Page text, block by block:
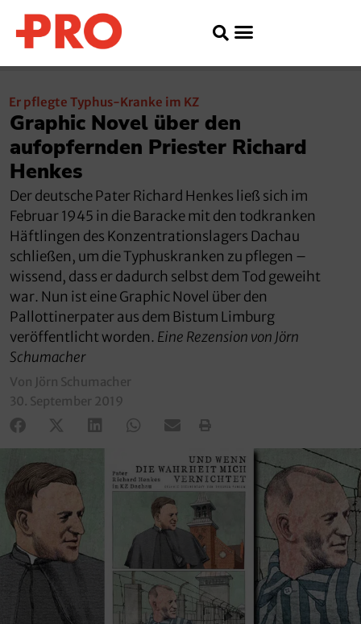
Er pflegte Typhus-Kranke im KZ
Graphic Novel über den
aufopfernden Priester Richard
Henkes
Der deutsche Pater Richard Henkes ließ sich im
Februar 1945 in die Baracke mit den todkranken
Häftlingen des Konzentrationslagers Dachau
schließen, um die Typhuskranken zu pflegen –
wissend, dass er dadurch selbst dem Tod geweiht
war. Nun ist eine Graphic Novel über den
Pallottinerpater aus dem Bistum Limburg
veröffentlicht worden. Eine Rezension von Jörn
Schumacher
Von Jörn Schumacher
30. September 2019